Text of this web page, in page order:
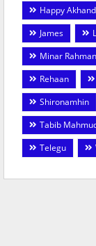
Happy Akhand
James
Minar Rahman
Rehaan
Shironamhin
Tabib
Telegu